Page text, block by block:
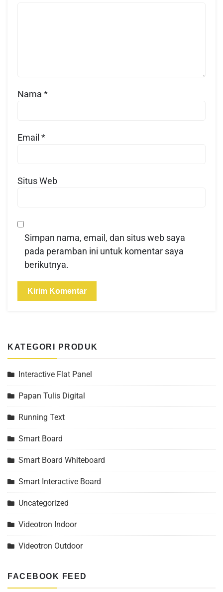
Nama *
Email *
Situs Web
Simpan nama, email, dan situs web saya
pada peramban ini untuk komentar saya
berikutnya.
KATEGORI PRODUK
Interactive Flat Panel
Papan Tulis Digital
Running Text
Smart Board
Smart Board Whiteboard
Smart Interactive Board
Uncategorized
Videotron Indoor
Videotron Outdoor
FACEBOOK FEED